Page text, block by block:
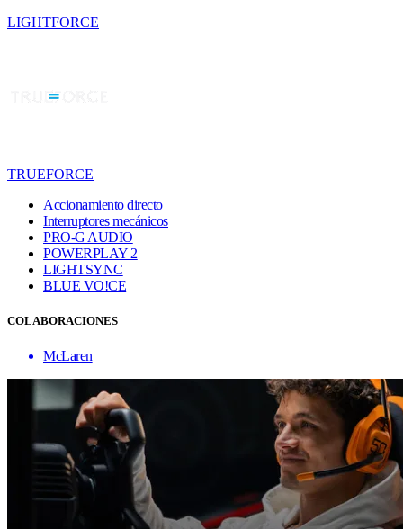
LIGHTFORCE
TRUEFORCE
Accionamiento directo
Interruptores mecánicos
PRO-G AUDIO
POWERPLAY 2
LIGHTSYNC
BLUE VO!CE
COLABORACIONES
McLaren